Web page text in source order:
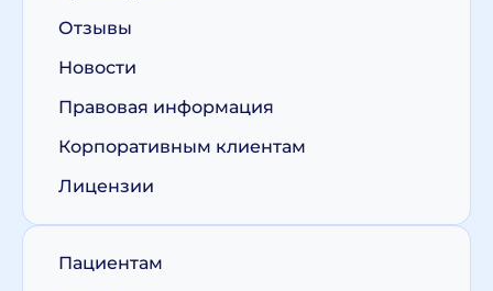
Отзывы
Новости
Правовая информация
Корпоративным клиентам
Лицензии
Пациентам